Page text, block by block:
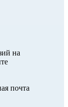
на
почта